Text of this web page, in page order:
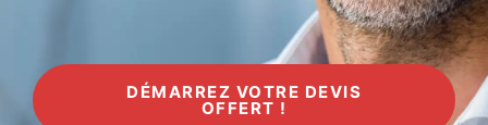
DÉMARREZ VOTRE DEVIS
OFFERT !